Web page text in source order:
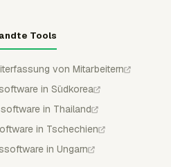
Tools
von Mitarbeitern
in Südkorea
in Thailand
in Tschechien
in Ungarn